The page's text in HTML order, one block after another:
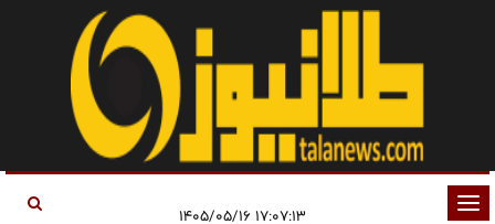
تغییر